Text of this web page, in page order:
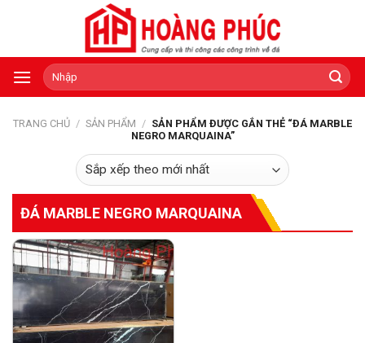
Tìm
kiếm:
TRANG CHỦ / SẢN PHẨM / SẢN PHẨM ĐƯỢC GẮN THẺ “ĐÁ MARBLE
NEGRO MARQUAINA”
ĐÁ MARBLE NEGRO MARQUAINA